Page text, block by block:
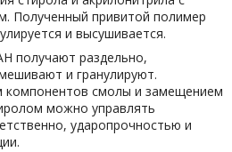
Полученный привитой полимер
и высушивается.
получают раздельно,
и гранулируют.
смолы и замещением
можно управлять
ударопрочностью и